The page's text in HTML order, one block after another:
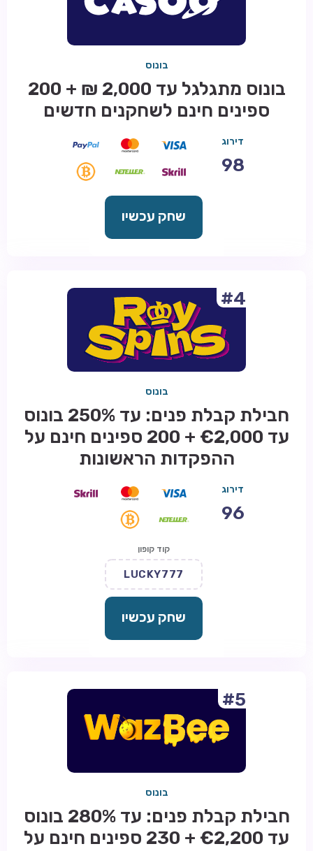
בונוס
בונוס מתגלגל עד 2,000 ₪ + 200
ספינים חינם לשחקנים חדשים
דירוג
98
שחק עכשיו
#4
בונוס
חבילת קבלת פנים: עד 250% בונוס
עד €2,000 + 200 ספינים חינם על
ההפקדות הראשונות
דירוג
96
קוד קופון
LUCKY777
שחק עכשיו
#5
בונוס
חבילת קבלת פנים: עד 280% בונוס
עד €2,200 + 230 ספינים חינם על